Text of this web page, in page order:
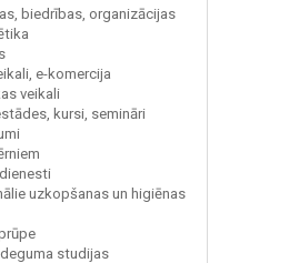
biedrības, organizācijas
e-komercija
veikali
kursi, semināri
uzkopšanas un higiēnas
studijas